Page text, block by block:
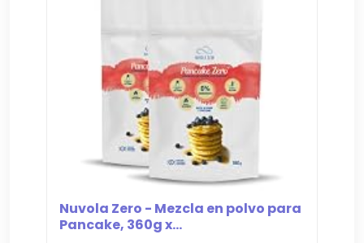
Nuvola Zero - Mezcla en polvo para
Pancake, 360g x...